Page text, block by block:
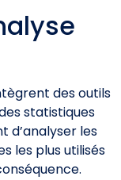
des outils
statistiques
d’analyser les
les plus utilisés